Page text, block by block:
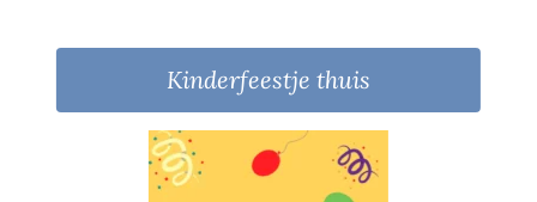
Kinderfeestje thuis